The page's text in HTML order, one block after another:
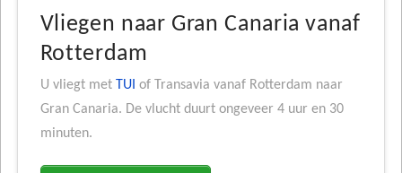
Vliegen naar Gran Canaria vanaf
Rotterdam
U vliegt met TUI of Transavia vanaf Rotterdam naar
Gran Canaria. De vlucht duurt ongeveer 4 uur en 30
minuten.